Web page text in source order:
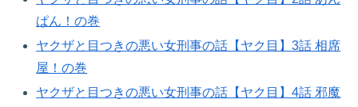
ぱん！の巻​
ヤクザと目つきの悪い女刑事の話【ヤク目】3話 相席
屋！の巻​
ヤクザと目つきの悪い女刑事の話【ヤク目】4話 邪魔